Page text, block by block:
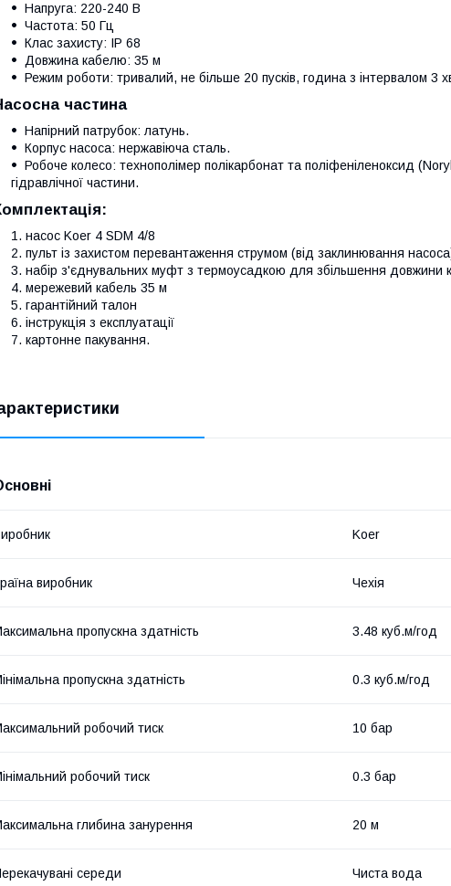
Напруга: 220-240 В
Частота: 50 Гц
Клас захисту: IP 68
Довжина кабелю: 35 м
Режим роботи: тривалий, не більше 20 пусків, година з інтервалом 3
частина
Напірний патрубок: латунь.
Корпус насоса: нержавіюча сталь.
Робоче колесо: технополімер полікарбонат та поліфеніленоксид
гідравлічної частини.
насос Koer 4 SDM 4/8
пульт із захистом перевантаження струмом (від заклинювання
набір з'єднувальних муфт з термоусадкою для збільшення довжини
мережевий кабель 35 м
гарантійний талон
інструкція з експлуатації
картонне пакування.
Koer
виробник Чехія
пропускна здатність 3.48 куб.м/год
пропускна здатність 0.3 куб.м/год
робочий тиск 10 бар
робочий тиск 0.3 бар
глибина занурення 20 м
середи Чиста вода